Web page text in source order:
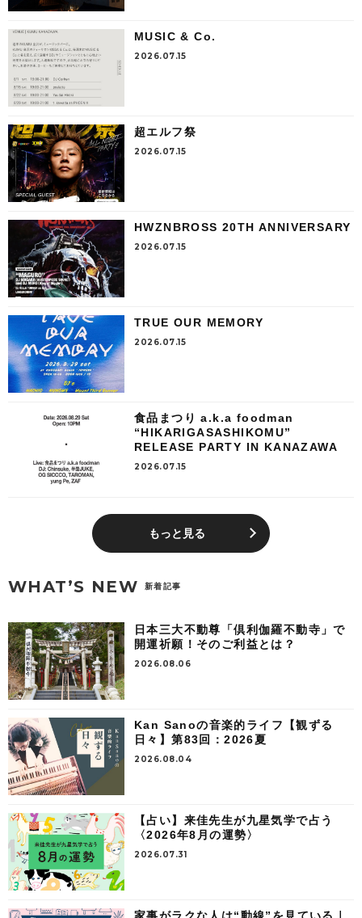
MUSIC & Co.
2026.07.15
超エルフ祭
2026.07.15
HWZNBROSS 20TH ANNIVERSARY
2026.07.15
TRUE OUR MEMORY
2026.07.15
食品まつり a.k.a foodman
“HIKARIGASASHIKOMU”
RELEASE PARTY IN KANAZAWA
2026.07.15
もっと見る
WHAT’S NEW 新着記事
日本三大不動尊「倶利伽羅不動寺」で
開運祈願！そのご利益とは？
2026.08.06
Kan Sanoの音楽的ライフ【観ずる
日々】第83回：2026夏
2026.08.04
【占い】来佳先生が九星気学で占う
〈2026年8月の運勢〉
2026.07.31
家事がラクな人は“動線”を見ている｜